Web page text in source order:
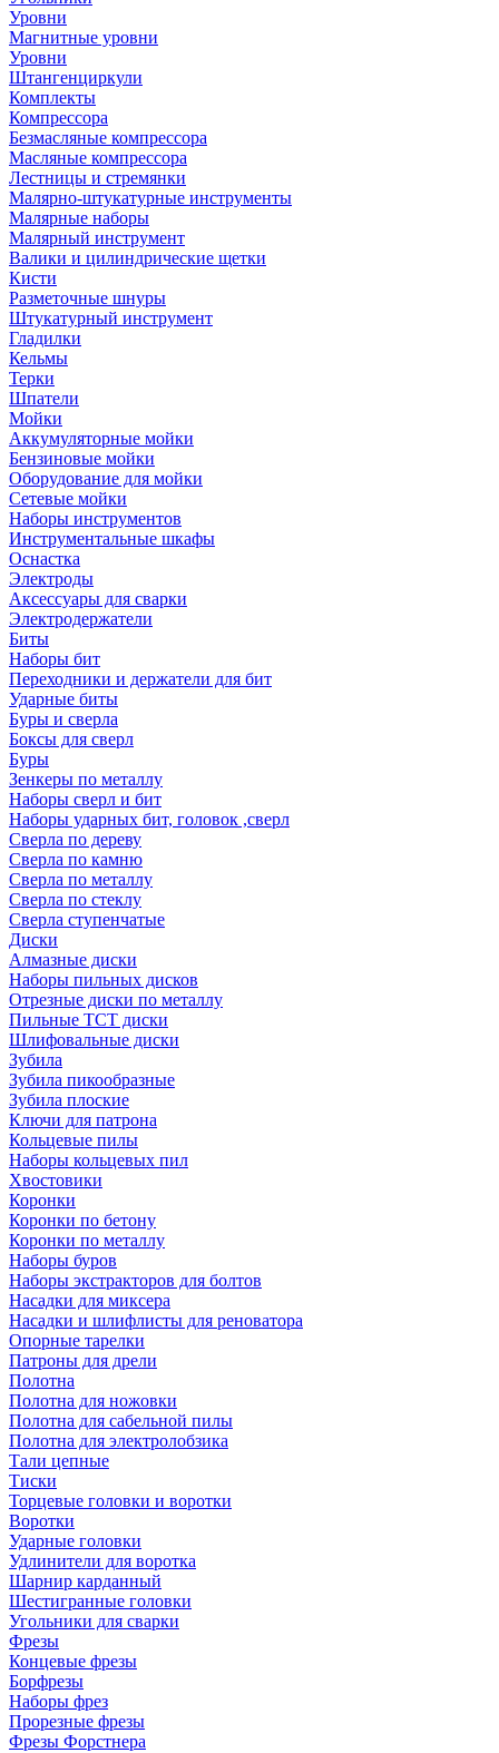
Уровни
Магнитные уровни
Уровни
Штангенциркули
Комплекты
Компрессора
Безмасляные компрессора
Масляные компрессора
Лестницы и стремянки
Малярно-штукатурные инструменты
Малярные наборы
Малярный инструмент
Валики и цилиндрические щетки
Кисти
Разметочные шнуры
Штукатурный инструмент
Гладилки
Кельмы
Терки
Шпатели
Мойки
Аккумуляторные мойки
Бензиновые мойки
Оборудование для мойки
Сетевые мойки
Наборы инструментов
Инструментальные шкафы
Оснастка
Электроды
Аксессуары для сварки
Электродержатели
Биты
Наборы бит
Переходники и держатели для бит
Ударные биты
Буры и сверла
Боксы для сверл
Буры
Зенкеры по металлу
Наборы сверл и бит
Наборы ударных бит, головок ,сверл
Сверла по дереву
Сверла по камню
Сверла по металлу
Сверла по стеклу
Сверла ступенчатые
Диски
Алмазные диски
Наборы пильных дисков
Отрезные диски по металлу
Пильные TCT диски
Шлифовальные диски
Зубила
Зубила пикообразные
Зубила плоские
Ключи для патрона
Кольцевые пилы
Наборы кольцевых пил
Хвостовики
Коронки
Коронки по бетону
Коронки по металлу
Наборы буров
Наборы экстракторов для болтов
Насадки для миксера
Насадки и шлифлисты для реноватора
Опорные тарелки
Патроны для дрели
Полотна
Полотна для ножовки
Полотна для сабельной пилы
Полотна для электролобзика
Тали цепные
Тиски
Торцевые головки и воротки
Воротки
Ударные головки
Удлинители для воротка
Шарнир карданный
Шестигранные головки
Угольники для сварки
Фрезы
Концевые фрезы
Борфрезы
Наборы фрез
Прорезные фрезы
Фрезы Форстнера